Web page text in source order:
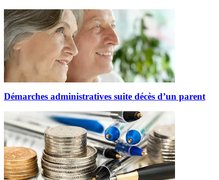
Démarches administratives suite décès d’un parent